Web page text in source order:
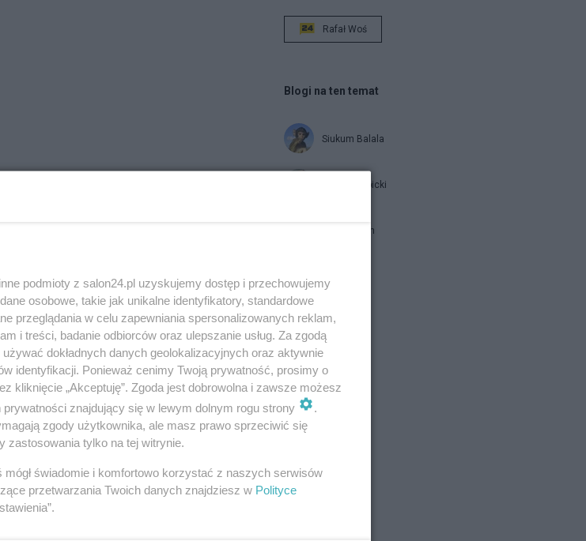
Rafał Woś
Blogi na ten temat
Siukum Balala
Jan Filip Libicki
brat Damian
Napisz notkę
podmioty z salon24.pl uzyskujemy dostęp i przechowujemy
osobowe, takie jak unikalne identyfikatory, standardowe
przeglądania w celu zapewniania spersonalizowanych reklam,
i treści, badanie odbiorców oraz ulepszanie usług. Za zgodą
dokładnych danych geolokalizacyjnych oraz aktywnie
identyfikacji. Ponieważ cenimy Twoją prywatność, prosimy o
kliknięcie „Akceptuję”. Zgoda jest dobrowolna i zawsze możesz
znajdujący się w lewym dolnym rogu strony
.
zgody użytkownika, ale masz prawo sprzeciwić się
zastosowania tylko na tej witrynie.
świadomie i komfortowo korzystać z naszych serwisów
przetwarzania Twoich danych znajdziesz w Polityce